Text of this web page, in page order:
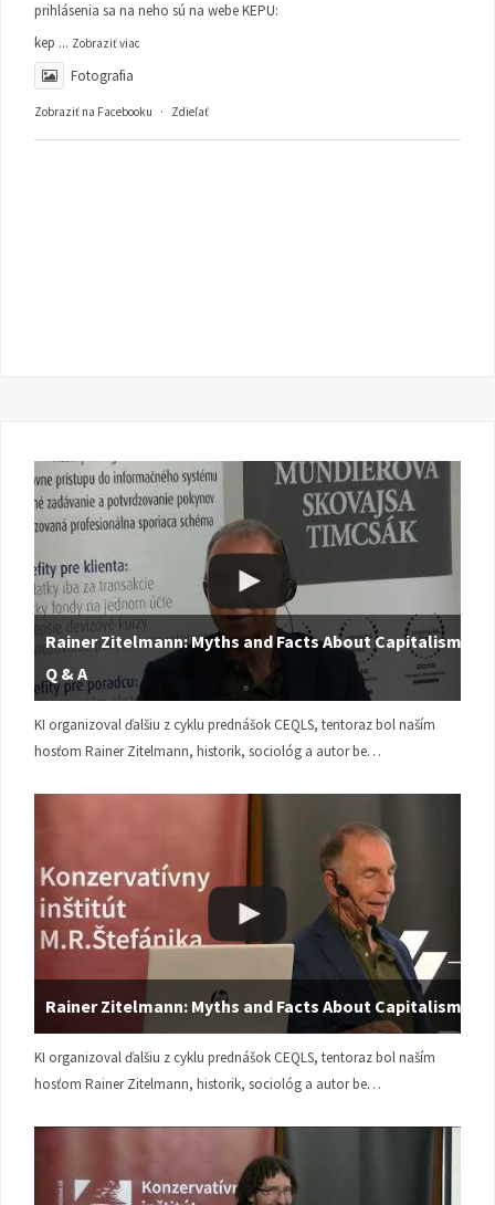
prihlásenia sa na neho sú na webe KEPU:
kep ... Zobraziť viac
Fotografia
Zobraziť na Facebooku · Zdieľať
Rainer Zitelmann: Myths and Facts About Capitalism |
Q & A
KI organizoval ďalšiu z cyklu prednášok CEQLS, tentoraz bol naším
hosťom Rainer Zitelmann, historik, sociológ a autor be…
Rainer Zitelmann: Myths and Facts About Capitalism
KI organizoval ďalšiu z cyklu prednášok CEQLS, tentoraz bol naším
hosťom Rainer Zitelmann, historik, sociológ a autor be…